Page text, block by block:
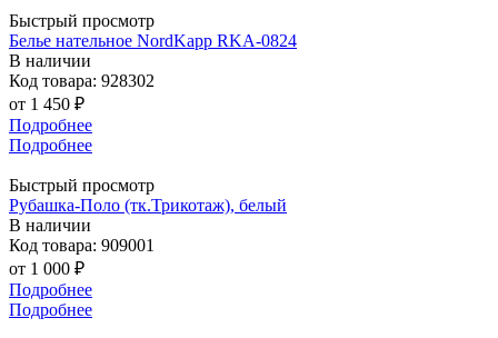
Быстрый просмотр
Белье нательное NordKapp RKA-0824
В наличии
Код товара: 928302
от 1 450 ₽
Подробнее
Подробнее
Быстрый просмотр
Рубашка-Поло (тк.Трикотаж), белый
В наличии
Код товара: 909001
от 1 000 ₽
Подробнее
Подробнее